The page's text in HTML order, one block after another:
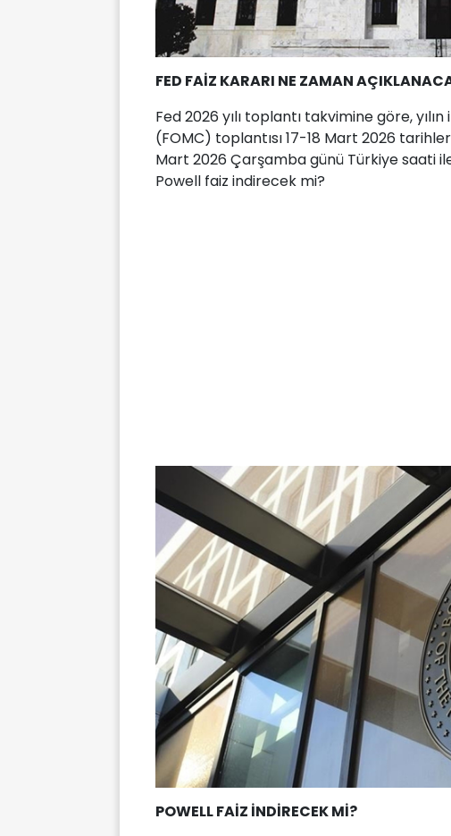
FED FAİZ KARARI NE ZAMAN
Fed 2026 yılı toplantı takvimine göre,
(FOMC) toplantısı 17-18 Mart 2026
Mart 2026 Çarşamba günü Türkiye saati
Powell faiz indirecek mi?
POWELL FAİZ İNDİRECEK Mİ?